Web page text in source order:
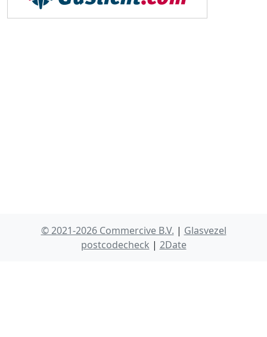
© 2021-2026 Commercive B.V. | Glasvezel
postcodecheck | 2Date